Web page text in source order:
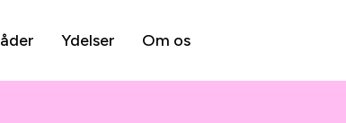
Ydelser Om os